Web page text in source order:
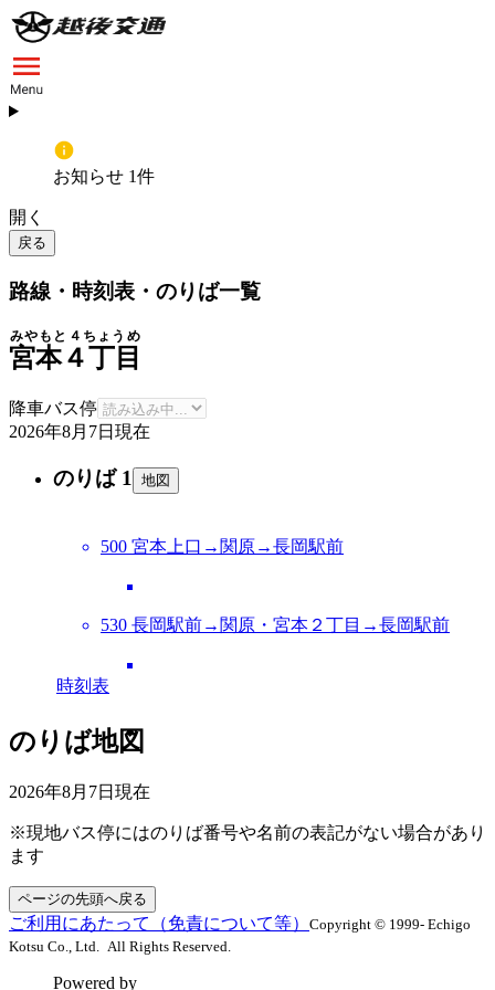
お知らせ 1件
開く
戻る
路線・時刻表・のりば一覧
宮本４丁目
みやもと４ちょうめ
降車バス停
2026年8月7日 現在
のりば 1 地図
500 宮本上口→関原→長岡駅前
530 長岡駅前→関原・宮本２丁目→長岡駅前
時刻表
のりば地図
2026年8月7日 現在
※現地バス停にはのりば番号や名前の表記がない場合があり
ます
ページの先頭へ戻る
ご利用にあたって（免責について等） Copyright © 1999- Echigo
Kotsu Co., Ltd. All Rights Reserved.
Powered by